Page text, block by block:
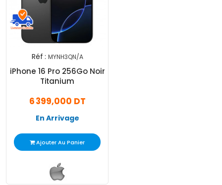
Réf : MYNH3QN/A
iPhone 16 Pro 256Go Noir
Titanium
6 399,000 DT
En Arrivage
Ajouter Au Panier